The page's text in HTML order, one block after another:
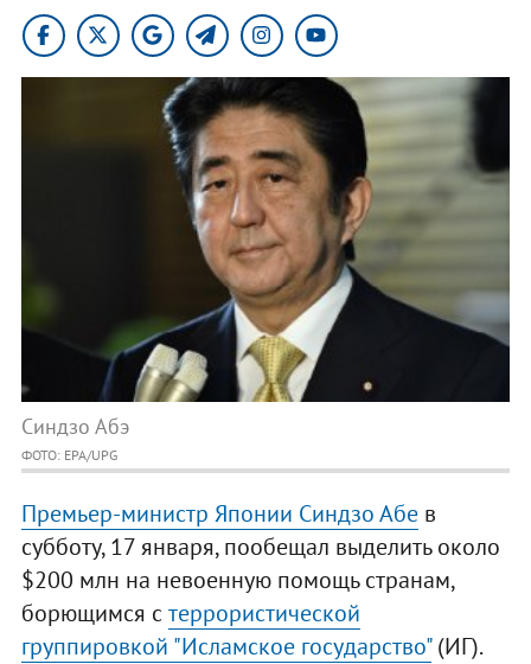
Синдзо Абэ
ФОТО: EPA/UPG
Премьер-министр Японии Синдзо Абев
субботу, 17 января, пообещал выделить около
$200 млн на невоенную помощь странам,
борющимся стеррористической
группировкой "Исламское государство"(ИГ).